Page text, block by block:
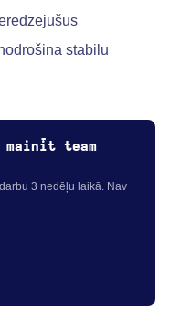
stabilu
mainīt team
3 nedēļu laikā. Nav